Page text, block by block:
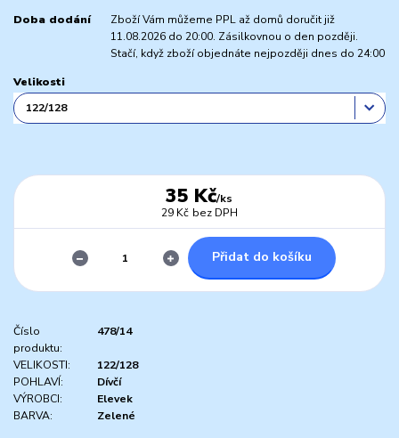
Doba dodání
Zboží Vám můžeme PPL až domů doručit již
11.08.2026 do 20:00. Zásilkovnou o den později.
Stačí, když zboží objednáte nejpozději dnes do 24:00
Velikosti
35 Kč/ks
29 Kč bez DPH
Přidat do košíku
Číslo
produktu:
478/14
VELIKOSTI:
122/128
POHLAVÍ:
Dívčí
VÝROBCI:
Elevek
BARVA:
Zelené